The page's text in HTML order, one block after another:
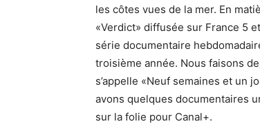
les côtes vues de la mer. En
«Verdict» diffusée sur France 5
série documentaire
troisième année. Nous faisons
s’appelle «Neuf semaines et un
avons quelques documentaires
sur la folie pour Canal+.